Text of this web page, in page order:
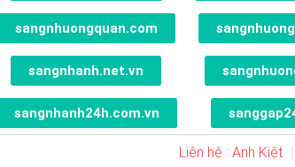
sangnhuongquan.com
sangnhanh.net.vn
sangnhanh24h.com.vn
Liên hệ : Anh Kiệt